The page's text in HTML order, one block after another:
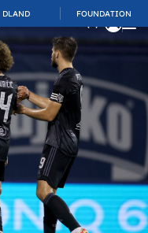
DLAND FOUNDATION